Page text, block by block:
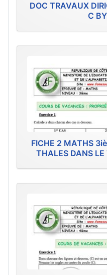
DOC TRAVAUX
C
FICHE 2 MATHS
THALES DANS